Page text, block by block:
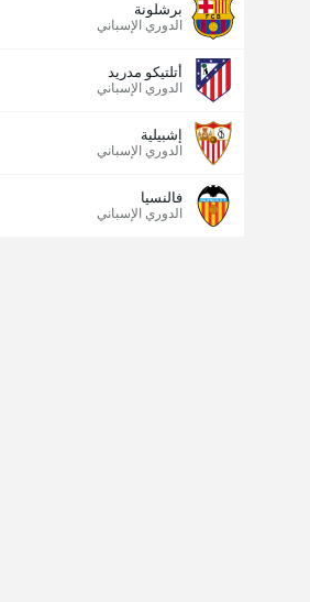
برشلونة
الدوري الإسباني
أتلتيكو مدريد
الدوري الإسباني
إشبيلية
الدوري الإسباني
فالنسيا
الدوري الإسباني